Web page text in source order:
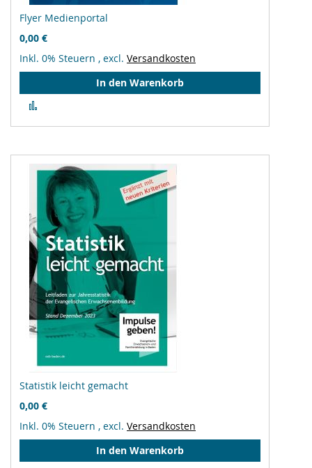
Flyer Medienportal
0,00 €
Inkl. 0% Steuern , excl. Versandkosten
In den Warenkorb
hinzufügen
Statistik leicht gemacht
0,00 €
Inkl. 0% Steuern , excl. Versandkosten
In den Warenkorb